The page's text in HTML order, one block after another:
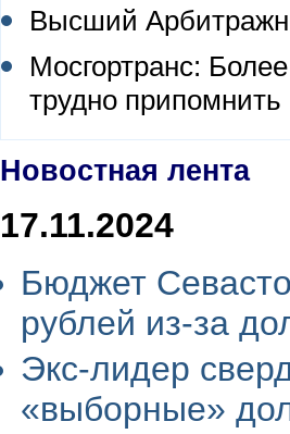
Высший
Мосгортранс:
трудно припомнить
Новостная лента
17.11.2024
Бюджет
рублей из-за
Экс-лидер
«выборные»